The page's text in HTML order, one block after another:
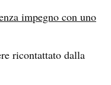
impegno con uno
ricontattato dalla